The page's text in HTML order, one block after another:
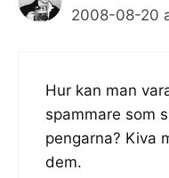
2008-08-20
Hur kan man
spammare som
pengarna? Kiva
dem.